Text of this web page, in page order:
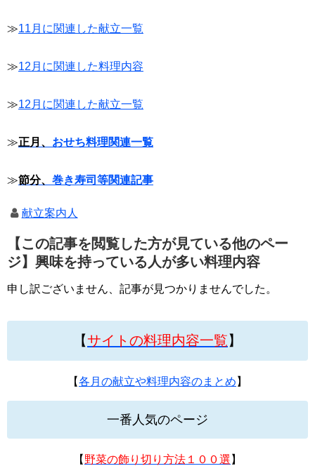
≫11月に関連した献立一覧
≫12月に関連した料理内容
≫12月に関連した献立一覧
≫正月、 おせち料理関連一覧
≫節分、 巻き寿司等関連記事
献立案内人
【この記事を閲覧した方が見ている他のペー
ジ】興味を持っている人が多い料理内容
申し訳ございません、記事が見つかりませんでした。
【サイトの料理内容一覧】
【各月の献立や料理内容のまとめ 】
一番人気のページ
【 野菜の飾り切り方法１００選 】